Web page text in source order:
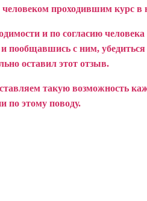
проходившим курс
и по согласию
пообщавшись с ним, убедиться
оставил этот отзыв.
такую возможность
по этому поводу.